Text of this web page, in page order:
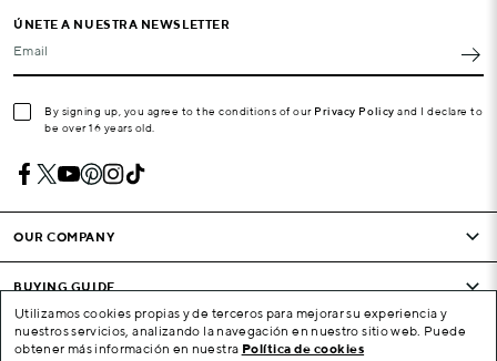
ÚNETE A NUESTRA NEWSLETTER
Email
By signing up, you agree to the conditions of our Privacy Policy and I declare to
be over 16 years old.
OUR COMPANY
BUYING GUIDE
CONDITIONS AND COMPANY
Utilizamos cookies propias y de terceros para mejorar su experiencia y
nuestros servicios, analizando la navegación en nuestro sitio web. Puede
obtener más información en nuestra Política de cookies